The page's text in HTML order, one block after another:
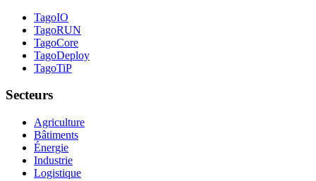
TagoIO
TagoRUN
TagoCore
TagoDeploy
TagoTiP
Secteurs
Agriculture
Bâtiments
Énergie
Industrie
Logistique